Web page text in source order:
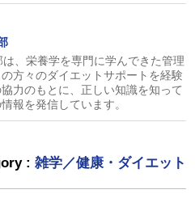
、栄養学を専門に学んできた管理
方々のダイエットサポートを経験
力のもとに、正しい知識を知って
報を発信しています。
: 雑学／健康・ダイエット